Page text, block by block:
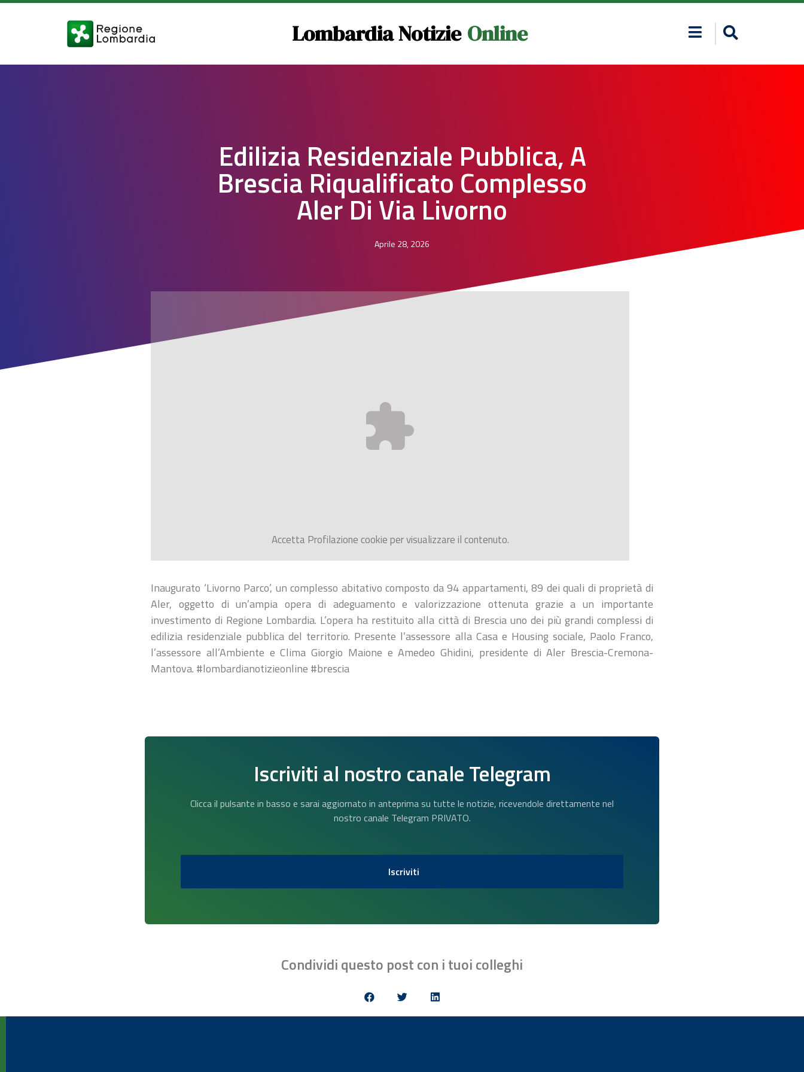
Lombardia Notizie Online
Edilizia Residenziale Pubblica, A
Brescia Riqualificato Complesso
Aler Di Via Livorno
Aprile 28, 2026
AccettaProfilazionecookie per visualizzare il contenuto.
Inaugurato ‘Livorno Parco’, un complesso abitativo composto da 94 appartamenti, 89 dei quali di proprietà di
Aler, oggetto di un’ampia opera di adeguamento e valorizzazione ottenuta grazie a un importante
investimento di Regione Lombardia. L’opera ha restituito alla città di Brescia uno dei più grandi complessi di
edilizia residenziale pubblica del territorio. Presente l’assessore alla Casa e Housing sociale, Paolo Franco,
l’assessore all’Ambiente e Clima Giorgio Maione e Amedeo Ghidini, presidente di Aler Brescia-Cremona-
Mantova. #lombardianotizieonline #brescia
Iscriviti al nostro canale Telegram
Clicca il pulsante in basso e sarai aggiornato in anteprima su tutte le notizie, ricevendole direttamente nel
nostro canale Telegram PRIVATO.
Iscriviti
Condividi questo post con i tuoi colleghi